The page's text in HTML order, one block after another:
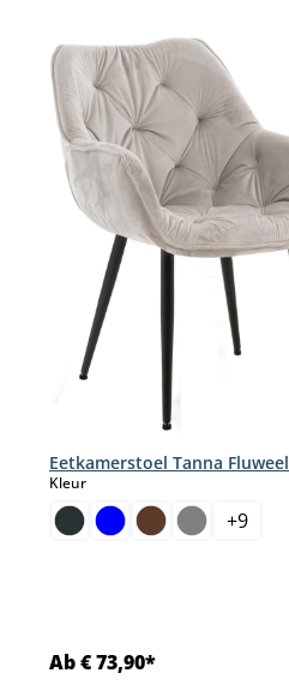
beschikbaar.)
Eetkamerstoel Tanna Fluweel
Kleurselect
+9
Ab € 73,90*